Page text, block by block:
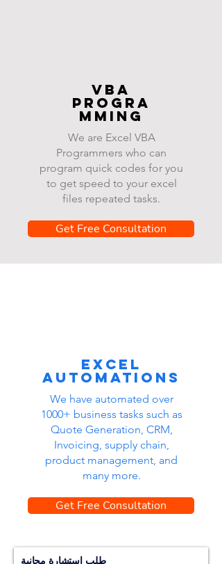
VBA
progra
mming
We are Excel VBA
Programmers who can
program quick codes for you
to get speed to your excel
files repeated tasks.
Get Free Consultation
Excel
automations
We have automated over
1000+ business tasks such as
Quote Generation, CRM,
Invoicing, supply chain,
product management, and
many more.
Get Free Consultation
طلب استشارة مجانية